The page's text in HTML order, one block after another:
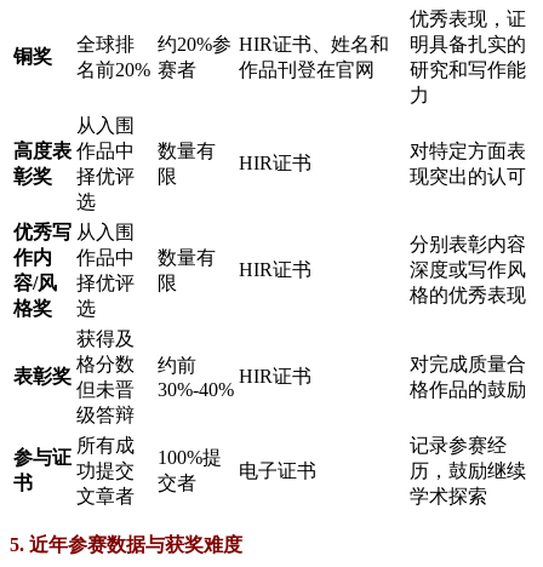
铜奖
全球排
名前20%
约20%参
赛者
HIR证书、姓名和
作品刊登在官网
优秀表现，证
明具备扎实的
研究和写作能
力
高度表
彰奖
从入围
作品中
择优评
选
数量有
限
HIR证书
对特定方面表
现突出的认可
优秀写
作内
容/风
格奖
从入围
作品中
择优评
选
数量有
限
HIR证书
分别表彰内容
深度或写作风
格的优秀表现
表彰奖
获得及
格分数
但未晋
级答辩
约前
30%-40%
HIR证书
对完成质量合
格作品的鼓励
参与证
书
所有成
功提交
文章者
100%提
交者
电子证书
记录参赛经
历，鼓励继续
学术探索
5. 近年参赛数据与获奖难度